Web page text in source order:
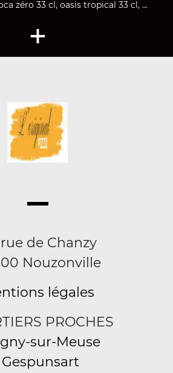
zéro 33 cl, oasis tropical 33 cl, ...
+
de Chanzy
Nouzonville
légales
PROCHES
sur-Meuse
Gespunsart